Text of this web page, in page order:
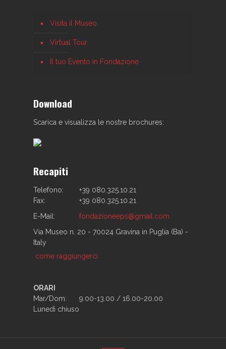
Visita il Museo
Virtual Tour
Il tuo Evento in Fondazione
Download
Scarica e visualizza le nostre brochures:
Recapiti
Telefono:
+39 080.325.10.21
Fax:
+39 080.325.10.21
E-Mail:
fondazioneeps@gmail.com
Via Museo n. 20 - 70024 Gravina in Puglia (Ba) -
Italy
come raggiungerci
ORARI
Mar/Dom:
9.00-13.00 / 16.00-20.00
Lunedì chiuso